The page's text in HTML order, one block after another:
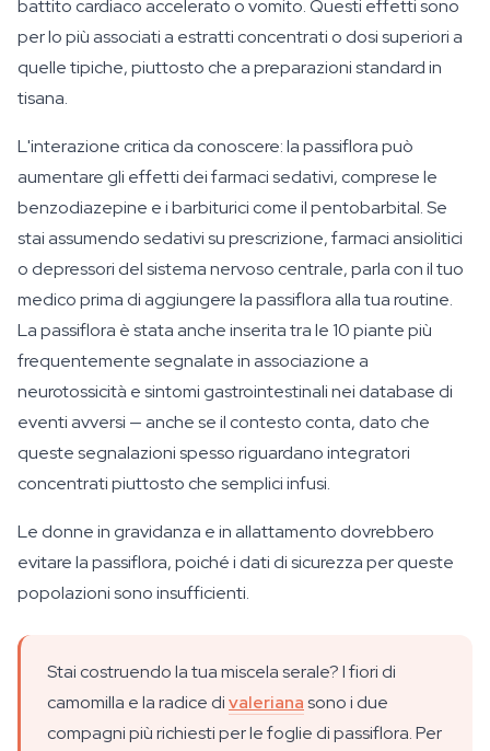
battito cardiaco accelerato o vomito. Questi effetti sono
per lo più associati a estratti concentrati o dosi superiori a
quelle tipiche, piuttosto che a preparazioni standard in
tisana.
L'interazione critica da conoscere: la passiflora può
aumentare gli effetti dei farmaci sedativi, comprese le
benzodiazepine e i barbiturici come il pentobarbital. Se
stai assumendo sedativi su prescrizione, farmaci ansiolitici
o depressori del sistema nervoso centrale, parla con il tuo
medico prima di aggiungere la passiflora alla tua routine.
La passiflora è stata anche inserita tra le 10 piante più
frequentemente segnalate in associazione a
neurotossicità e sintomi gastrointestinali nei database di
eventi avversi — anche se il contesto conta, dato che
queste segnalazioni spesso riguardano integratori
concentrati piuttosto che semplici infusi.
Le donne in gravidanza e in allattamento dovrebbero
evitare la passiflora, poiché i dati di sicurezza per queste
popolazioni sono insufficienti.
Stai costruendo la tua miscela serale? I fiori di
camomilla e la radice divalerianasono i due
compagni più richiesti per le foglie di passiflora. Per